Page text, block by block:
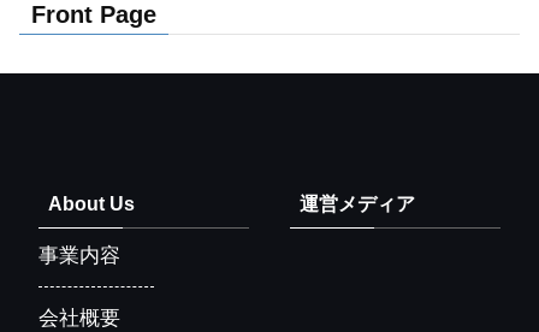
Front Page
About Us
事業内容
会社概要
運営メディア